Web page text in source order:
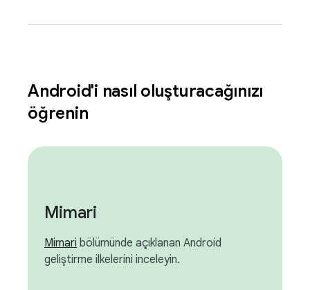
Android'i nasıl oluşturacağınızı
öğrenin
Mimari
Mimari bölümünde açıklanan Android
geliştirme ilkelerini inceleyin.